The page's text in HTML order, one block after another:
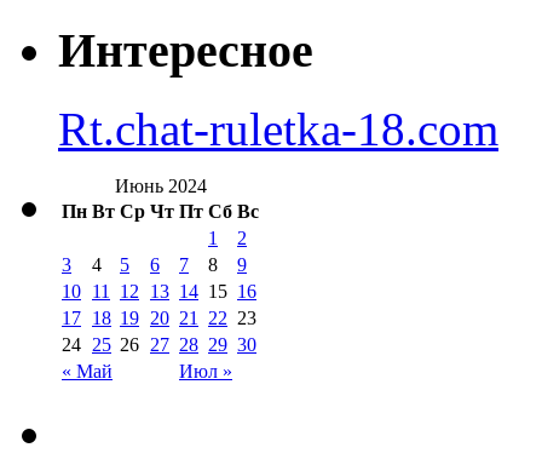
Интересное
Rt.chat-ruletka-18.com
Июнь 2024
Пн Вт Ср Чт Пт Сб Вс
« Май Июл »
1
2
3
4 5 6 7 8
9
10 11 12 13 14 15 16
17 18 19 20 21 22 23
24 25 26 27 28 29 30